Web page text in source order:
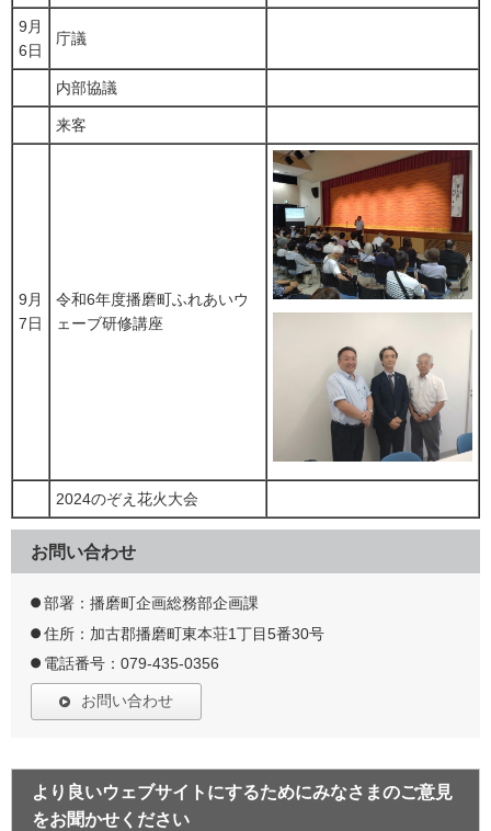
9月
6日
庁議
内部協議
来客
9月
7日
令和6年度播磨町ふれあいウ
ェーブ研修講座
2024のぞえ花火大会
お問い合わせ
部署：播磨町企画総務部企画課
住所：加古郡播磨町東本荘1丁目5番30号
電話番号：079-435-0356
お問い合わせ
より良いウェブサイトにするためにみなさまのご意見
をお聞かせください